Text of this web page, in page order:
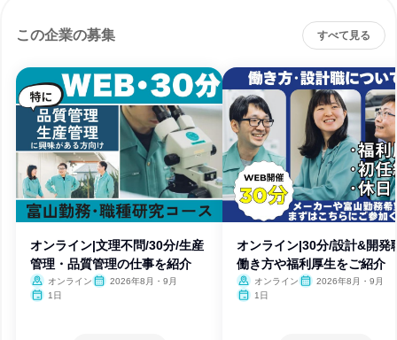
この企業の募集 すべて見る
オンライン|文理不問/30分/生産
管理・品質管理の仕事を紹介
オンライン
2026年8月・9月
1日
オンライン|30分/設計&開発
働き方や福利厚生をご紹介
オンライン
2026年8月・9月
1日